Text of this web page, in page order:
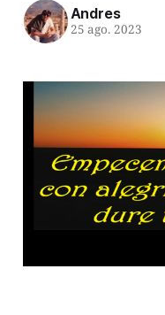
Andres
25 ago. 2023